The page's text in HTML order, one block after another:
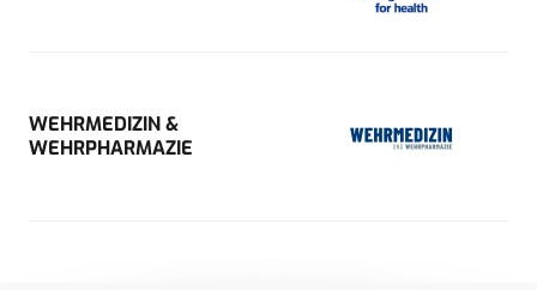
WEHRMEDIZIN &
WEHRPHARMAZIE